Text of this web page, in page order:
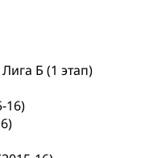
Б (1 этап)